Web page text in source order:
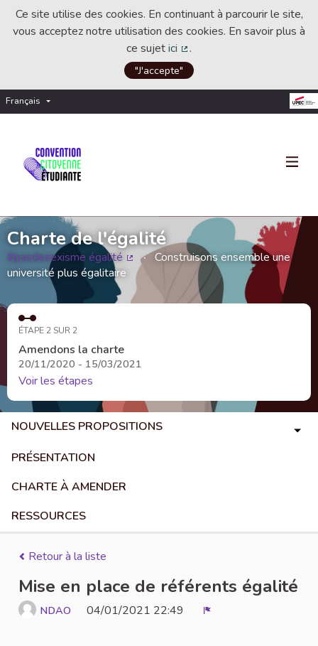
Ce site utilise des cookies. En continuant à parcourir le site,
vous acceptez notre utilisation des cookies. En savoir plus à
ce sujetici
(Lien externe)
.
"J'accepte"
Français Choisir la langue
Charte de l'égalité
#pasdesexisme égalité
(Lien externe)
Construisons ensemble une
université plus égalitaire
ÉTAPE 2 SUR 2
Amendons la charte
20/11/2020 - 15/03/2021
Voir les étapes
NOUVELLES PROPOSITIONS
PRÉSENTATION
CHARTE À AMENDER
RESSOURCES
Retour à la liste
Mise en place de référents égalité
NDAO 04/01/2021 22:49